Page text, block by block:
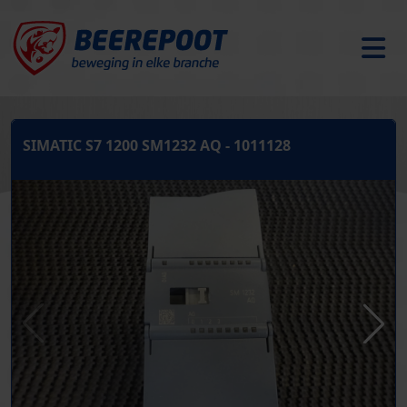
SIMATIC S7 1200 SM1232 AQ - 1011128